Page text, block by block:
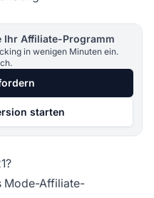
Ihr Affiliate-Programm
in wenigen Minuten ein.
starten
Mode-Affiliate-